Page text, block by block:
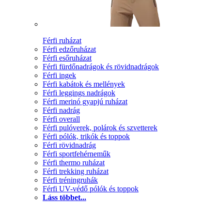
Férfi ruházat
Férfi edzőruházat
Férfi esőruházat
Férfi fürdőnadrágok és rövidnadrágok
Férfi ingek
Férfi kabátok és mellények
Férfi leggings nadrágok
Férfi merinó gyapjú ruházat
Férfi nadrág
Férfi overall
Férfi pulóverek, polárok és szvetterek
Férfi pólók, trikók és toppok
Férfi rövidnadrág
Férfi sportfehérneműk
Férfi thermo ruházat
Férfi trekking ruházat
Férfi tréningruhák
Férfi UV-védő pólók és toppok
Láss többet...